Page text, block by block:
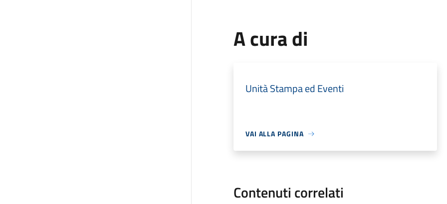
A cura di
Unità Stampa ed Eventi
VAI ALLA PAGINA
Contenuti correlati